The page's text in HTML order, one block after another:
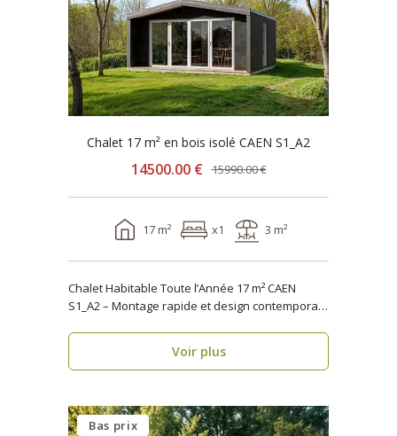
Chalet 17 m² en bois isolé CAEN S1_A2
14500.00 € 15990.00 €
17 m² x1 3 m²
Chalet Habitable Toute l’Année 17 m² CAEN
S1_A2 – Montage rapide et design contemporain
Voir plus
Bas prix